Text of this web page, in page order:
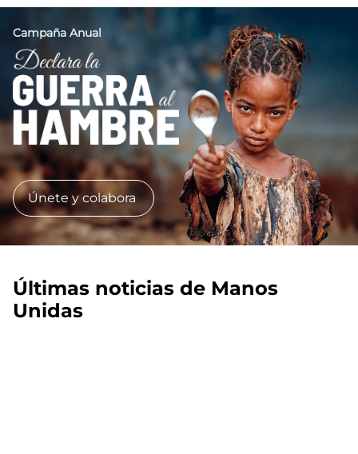
Imagen
Campaña Anual
Únete y colabora
Últimas noticias de Manos
Unidas